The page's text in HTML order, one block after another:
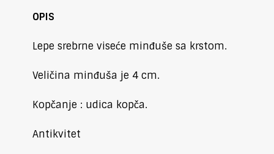
OPIS
Lepe srebrne viseće minđuše sa krstom.
Veličina minđuša je 4 cm.
Kopčanje : udica kopča.
Antikvitet